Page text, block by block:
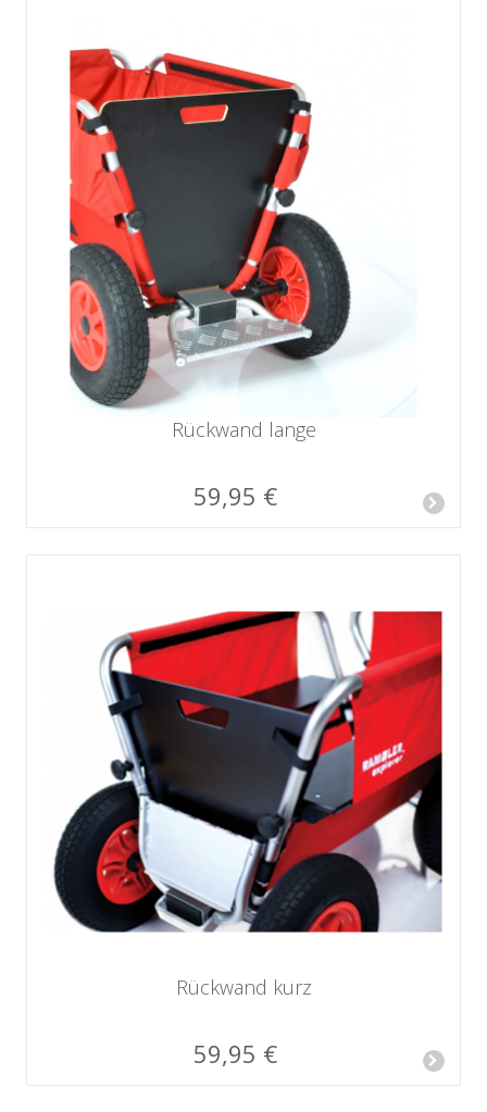
Rückwand lange
59,95 €
Rückwand kurz
59,95 €